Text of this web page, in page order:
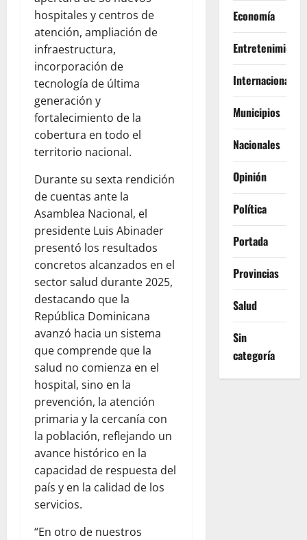
hospitales y centros de
atención, ampliación de
infraestructura,
incorporación de
tecnología de última
generación y
fortalecimiento de la
cobertura en todo el
territorio nacional.
Durante su sexta rendición
de cuentas ante la
Asamblea Nacional, el
presidente Luis Abinader
presentó los resultados
concretos alcanzados en el
sector salud durante 2025,
destacando que la
República Dominicana
avanzó hacia un sistema
que comprende que la
salud no comienza en el
hospital, sino en la
prevención, la atención
primaria y la cercanía con
la población, reflejando un
avance histórico en la
capacidad de respuesta del
país y en la calidad de los
servicios.
“En otro de nuestros
Economía
Entretenimiento
Internacionales
Municipios
Nacionales
Opinión
Política
Portada
Provincias
Salud
Sin
categoría